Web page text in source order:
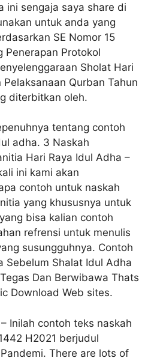
ini sengaja saya share di
untuk anda yang
SE Nomor 15
Penerapan Protokol
Sholat Hari
Qurban Tahun
diterbitkan oleh.
tentang contoh
adha. 3 Naskah
Hari Raya Idul Adha –
ini kami akan
contoh untuk naskah
yang khususnya untuk
bisa kalian contoh
refrensi untuk menulis
susungguhnya. Contoh
Sebelum Shalat Idul Adha
Dan Berwibawa Thats
Download Web sites.
– Inilah contoh teks naskah
H2021 berjudul
There are lots of